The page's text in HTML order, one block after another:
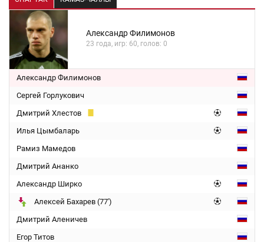
Александр Филимонов
23 года, игр: 60, голов: 0
Александр Филимонов
Сергей Горлукович
Дмитрий Хлестов
Илья Цымбаларь
Рамиз Мамедов
Дмитрий Ананко
Александр Ширко
Алексей Бахарев (77')
Дмитрий Аленичев
Егор Титов